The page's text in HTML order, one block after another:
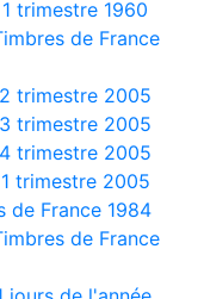
trimestre 1960
de France
trimestre 2005
trimestre 2005
trimestre 2005
trimestre 2005
de France 1984
de France